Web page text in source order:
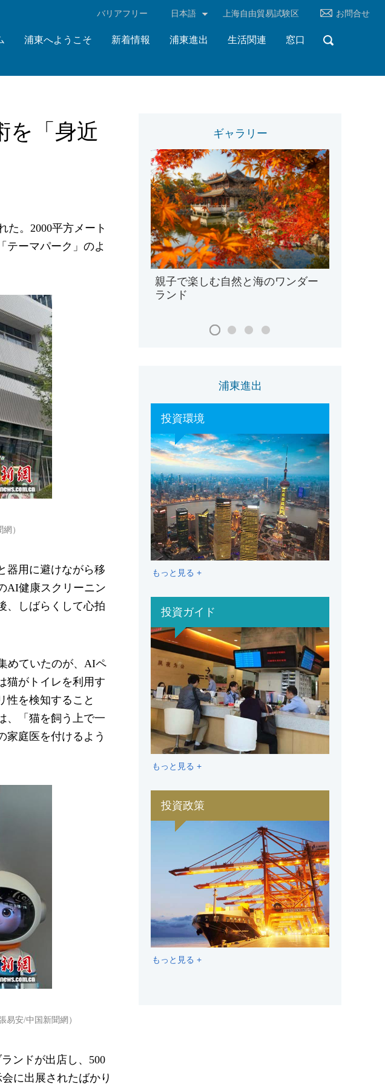
‌バリアフリー 日本語 上海自由貿易試験区 お問合せ
浦東へようこそ 新着情報 浦東進出 生活関連 窓口
を「身近
た。2000平方メート
テーマパーク」のよ
）
器用に避けながら移
AI健康スクリーニン
、しばらくして心拍
めていたのが、AIペ
猫がトイレを利用す
性を検知すること
、「猫を飼う上で一
家庭医を付けるよう
易安/中国新聞網）
ンドが出店し、500
に出展されたばかり
ギャラリー
親子で楽しむ自然と海のワンダー
ランド
浦東進出
投資環境
もっと見る +
投資ガイド
もっと見る +
投資政策
もっと見る +